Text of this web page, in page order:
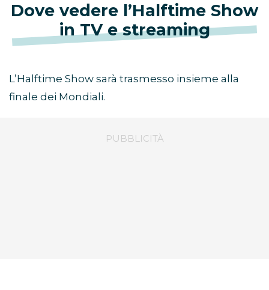
Dove vedere l’Halftime Show
in TV e streaming
L’Halftime Show sarà trasmesso insieme alla
finale dei Mondiali.